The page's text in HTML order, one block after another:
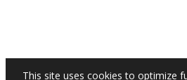
This site uses cookies to optimize